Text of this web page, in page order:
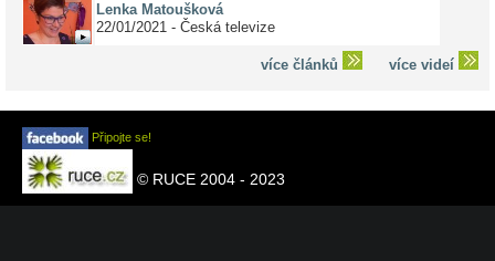
Lenka Matoušková
22/01/2021 - Česká televize
více článků více videí
Připojte se!
© RUCE 2004 - 2023